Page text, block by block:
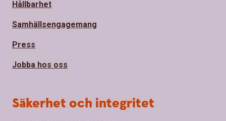
Hållbarhet
Samhällsengagemang
Press
Jobba hos oss
Säkerhet och integritet